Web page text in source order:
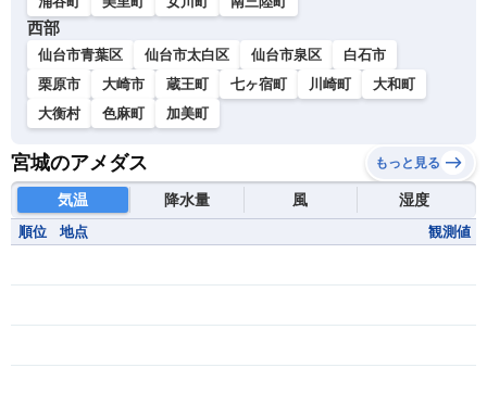
西部
仙台市青葉区 仙台市太白区 仙台市泉区
白石市
栗原市
大崎市 蔵王町 七ヶ宿町 川崎町
大和町
大衡村
色麻町 加美町
宮城のアメダス もっと見る
気温 降水量 風 湿度
順位 地点 観測値